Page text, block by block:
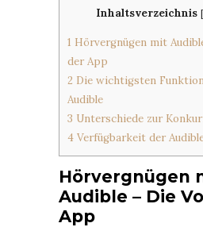
Inhaltsverzeichnis
1 Hörvergnügen mit
der App
2 Die wichtigsten
Audible
3 Unterschiede zur
4 Verfügbarkeit der
Hörvergnügen
Audible – Die
App